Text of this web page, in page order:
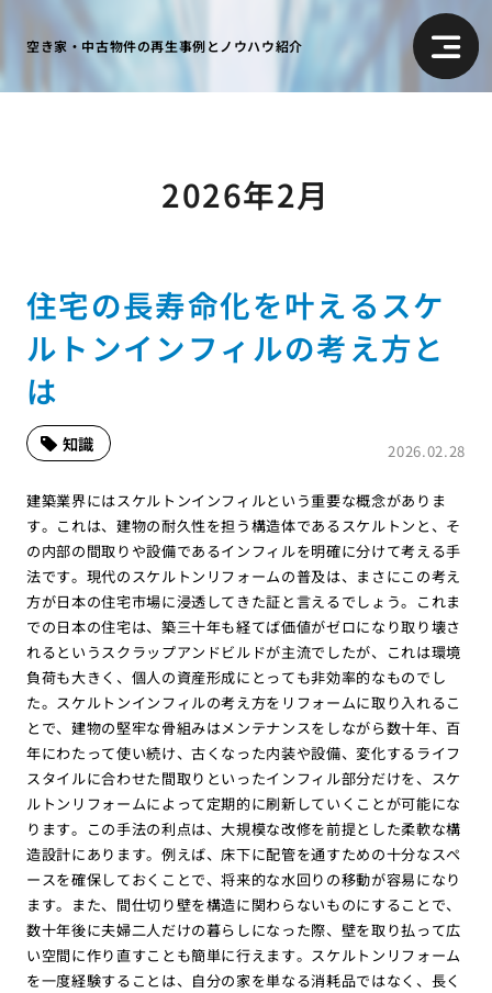
空き家・中古物件の再生事例とノウハウ紹介
2026年2月
住宅の長寿命化を叶えるスケ
ルトンインフィルの考え方と
は
2026.02.28
知識
建築業界にはスケルトンインフィルという重要な概念がありま
す。これは、建物の耐久性を担う構造体であるスケルトンと、そ
の内部の間取りや設備であるインフィルを明確に分けて考える手
法です。現代のスケルトンリフォームの普及は、まさにこの考え
方が日本の住宅市場に浸透してきた証と言えるでしょう。これま
での日本の住宅は、築三十年も経てば価値がゼロになり取り壊さ
れるというスクラップアンドビルドが主流でしたが、これは環境
負荷も大きく、個人の資産形成にとっても非効率的なものでし
た。スケルトンインフィルの考え方をリフォームに取り入れるこ
とで、建物の堅牢な骨組みはメンテナンスをしながら数十年、百
年にわたって使い続け、古くなった内装や設備、変化するライフ
スタイルに合わせた間取りといったインフィル部分だけを、スケ
ルトンリフォームによって定期的に刷新していくことが可能にな
ります。この手法の利点は、大規模な改修を前提とした柔軟な構
造設計にあります。例えば、床下に配管を通すための十分なスペ
ースを確保しておくことで、将来的な水回りの移動が容易になり
ます。また、間仕切り壁を構造に関わらないものにすることで、
数十年後に夫婦二人だけの暮らしになった際、壁を取り払って広
い空間に作り直すことも簡単に行えます。スケルトンリフォーム
を一度経験することは、自分の家を単なる消耗品ではなく、長く